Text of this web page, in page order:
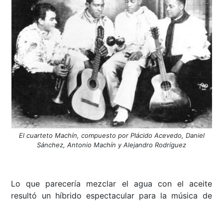
El cuarteto Machín, compuesto por Plácido Acevedo, Daniel
Sánchez, Antonio Machín y Alejandro Rodríguez
Lo que parecería mezclar el agua con el aceite
resultó un híbrido espectacular para la música de